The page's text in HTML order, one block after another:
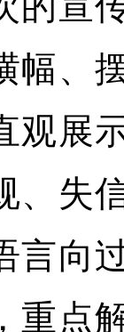
幅、
观展
、失
言向
重点